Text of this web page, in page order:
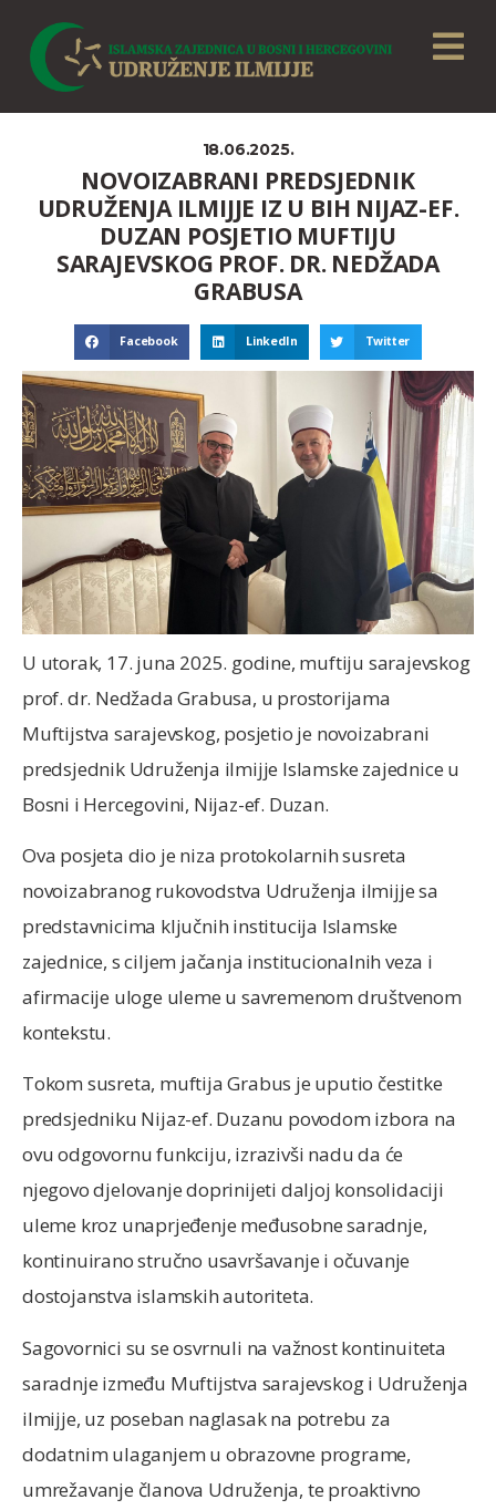
18.06.2025.
NOVOIZABRANI PREDSJEDNIK
UDRUŽENJA ILMIJJE IZ U BIH NIJAZ-EF.
DUZAN POSJETIO MUFTIJU
SARAJEVSKOG PROF. DR. NEDŽADA
GRABUSA
Facebook LinkedIn Twitter
U utorak, 17. juna 2025. godine, muftiju sarajevskog
prof. dr. Nedžada Grabusa, u prostorijama
Muftijstva sarajevskog, posjetio je novoizabrani
predsjednik Udruženja ilmijje Islamske zajednice u
Bosni i Hercegovini, Nijaz-ef. Duzan.
Ova posjeta dio je niza protokolarnih susreta
novoizabranog rukovodstva Udruženja ilmijje sa
predstavnicima ključnih institucija Islamske
zajednice, s ciljem jačanja institucionalnih veza i
afirmacije uloge uleme u savremenom društvenom
kontekstu.
Tokom susreta, muftija Grabus je uputio čestitke
predsjedniku Nijaz-ef. Duzanu povodom izbora na
ovu odgovornu funkciju, izrazivši nadu da će
njegovo djelovanje doprinijeti daljoj konsolidaciji
uleme kroz unaprjeđenje međusobne saradnje,
kontinuirano stručno usavršavanje i očuvanje
dostojanstva islamskih autoriteta.
Sagovornici su se osvrnuli na važnost kontinuiteta
saradnje između Muftijstva sarajevskog i Udruženja
ilmijje, uz poseban naglasak na potrebu za
dodatnim ulaganjem u obrazovne programe,
umrežavanje članova Udruženja, te proaktivno